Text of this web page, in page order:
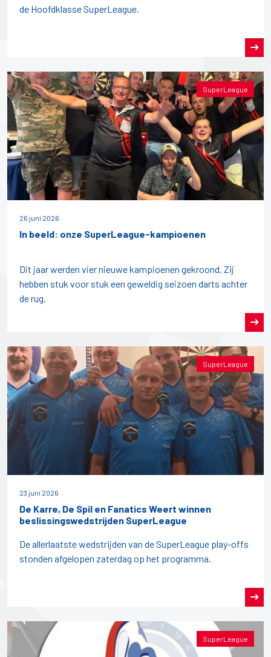
de Hoofdklasse SuperLeague.
SuperLeague
26 juni 2026
In beeld: onze SuperLeague-kampioenen
Dit jaar werden vier nieuwe kampioenen gekroond. Zij
hebben stuk voor stuk een geweldig seizoen darts achter
de rug.
SuperLeague
23 juni 2026
De Karre, De Spil en Fanatics Weert winnen
beslissingswedstrijden SuperLeague
De allerlaatste wedstrijden van de SuperLeague play-offs
stonden afgelopen zaterdag op het programma.
SuperLeague